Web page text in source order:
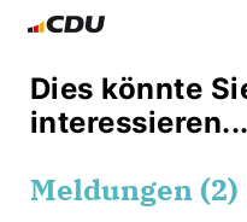
Dies könnte
interessieren...
Meldungen (2)